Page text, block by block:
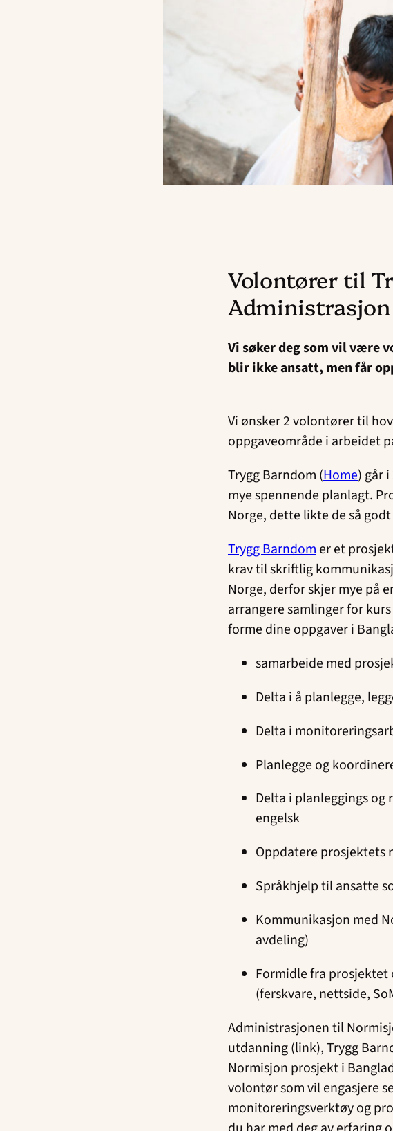
Volontører til
Administrasjon
Vi søker deg som vil være
blir ikke ansatt, men får
Vi ønsker 2 volontører til
oppgaveområde i arbeidet
Trygg Barndom (Home) går
mye spennende planlagt.
Norge, dette likte de så
Trygg Barndomer et
krav til skriftlig
Norge, derfor skjer mye på
arrangere samlinger for
forme dine oppgaver i
samarbeide med
Delta i å planlegge,
Delta i
Planlegge og
Delta i planleggings
engelsk
Oppdatere prosjektets
Språkhjelp til ansatte
Kommunikasjon med
avdeling)
Formidle fra
(ferskvare, nettside,
Administrasjonen til
utdanning (link), Trygg
Normisjon prosjekt i
volontør som vil engasjere
monitoreringsverktøy og